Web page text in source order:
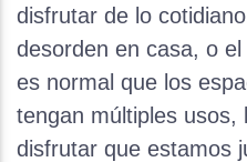
disfrutar de lo
desorden en casa, o
es normal que los
tengan múltiples usos,
disfrutar que estamos